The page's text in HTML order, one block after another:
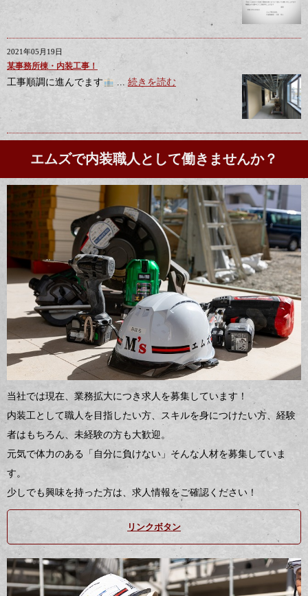
2021年05月19日
某事務所棟・内装工事！
工事順調に進んでます ... 続きを読む
エムズで内装職人として働きませんか？
当社では現在、業務拡大につき求人を募集しています！
内装工として職人を目指したい方、スキルを身につけたい方、経験
者はもちろん、未経験の方も大歓迎。
元気で体力のある「自分に負けない」そんな人材を募集していま
す。
少しでも興味を持った方は、求人情報をご確認ください！
リンクボタン